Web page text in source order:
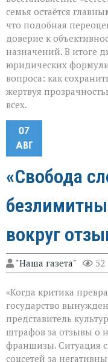
семья остаётся
что подобная
доверие к
назначений. В итоге
юридических
вопроса: как
жертвуя
всех.
07
АВГ
«Свобода
вокруг
"Наша газета" 52
«Когда критика
государство
представитель
штрафов за отзывы о
франшизы. Ситуация
соцсетей за